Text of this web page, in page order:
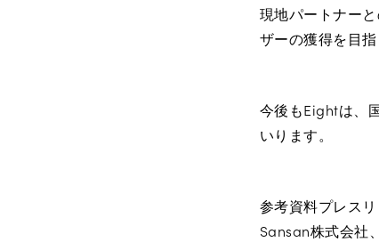
現地パートナー
ザーの獲得を目指
今後もEightは、
いります。
参考資料プレスリ
Sansan株式会社